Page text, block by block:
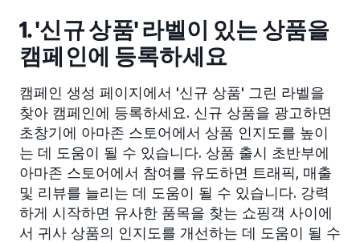
1. '신규 상품' 라벨이 있는 상품을
캠페인에 등록하세요
캠페인 생성 페이지에서 '신규 상품' 그린 라벨을
찾아 캠페인에 등록하세요. 신규 상품을 광고하면
초창기에 아마존 스토어에서 상품 인지도를 높이
는 데 도움이 될 수 있습니다. 상품 출시 초반부에
아마존 스토어에서 참여를 유도하면 트래픽, 매출
및 리뷰를 늘리는 데 도움이 될 수 있습니다. 강력
하게 시작하면 유사한 품목을 찾는 쇼핑객 사이에
서 귀사 상품의 인지도를 개선하는 데 도움이 될 수